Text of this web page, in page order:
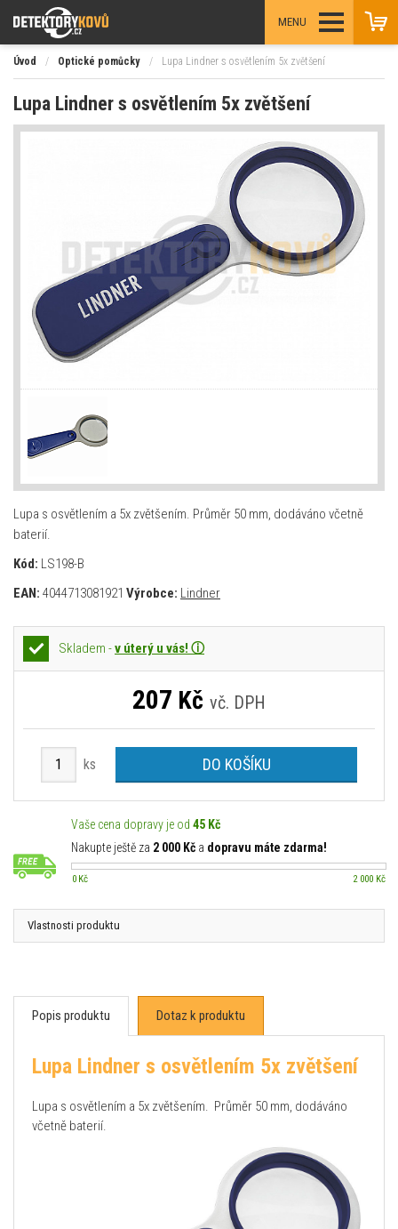
MENU
Úvod / Optické pomůcky / Lupa Lindner s osvětlením 5x zvětšení
Lupa Lindner s osvětlením 5x zvětšení
Lupa s osvětlením a 5x zvětšením. Průměr 50 mm, dodáváno včetně
baterií.
Kód: LS198-B
EAN: 4044713081921 Výrobce: Lindner
Skladem -v úterý u vás! ⓘ
207 Kč vč. DPH
ks DO KOŠÍKU
Vaše cena dopravy je od 45 Kč
Nakupte ještě za 2 000 Kč a dopravu máte zdarma!
0 Kč 2 000 Kč
Vlastnosti produktu
Popis produktu Dotaz k produktu
Lupa Lindner s osvětlením 5x zvětšení
Lupa s osvětlením a 5x zvětšením. Průměr 50 mm, dodáváno
včetně baterií.